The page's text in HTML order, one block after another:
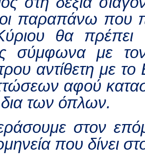
παραπάνω που
θα πρέπει
σύμφωνα με τον
αντίθετη με
αφού
των όπλων.
στον
που δίνει